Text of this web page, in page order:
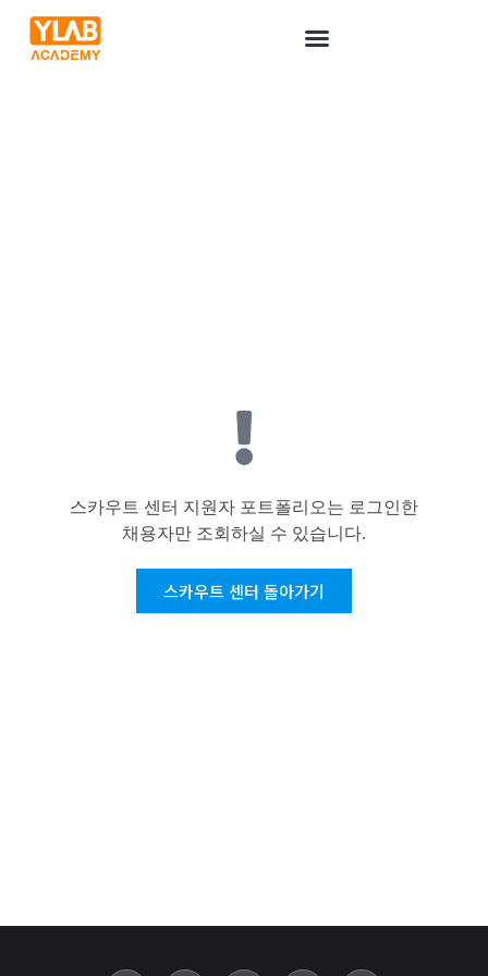
스카우트 센터 지원자 포트폴리오는 로그인한
채용자만 조회하실 수 있습니다.
스카우트 센터 돌아가기